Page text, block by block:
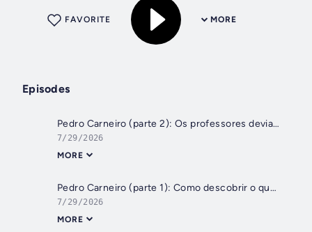
MORE
FAVORITE
Episodes
Pedro Carneiro (parte 2): Os professores deviam ser avaliados pelos resultados dos alunos?
7/29/2026
MORE
Pedro Carneiro (parte 1): Como descobrir o que realmente funciona na educação?
7/29/2026
MORE